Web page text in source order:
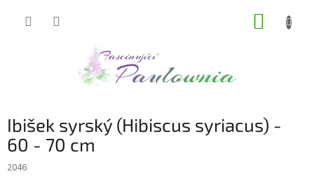
Ibišek syrský (Hibiscus syriacus) -
60 - 70 cm
2046